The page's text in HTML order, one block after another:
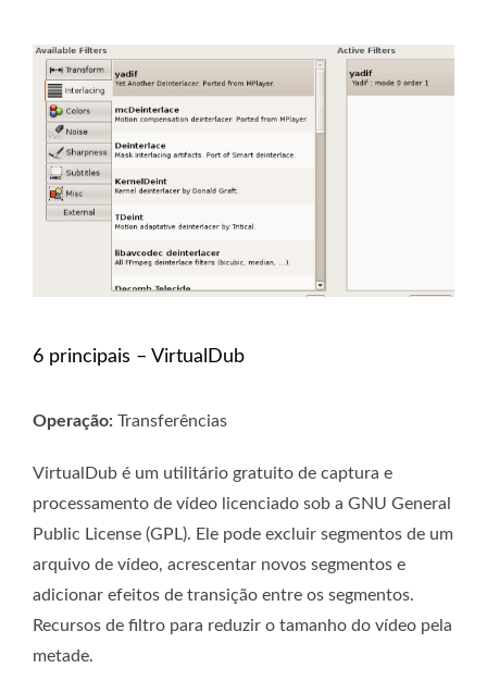
6 principais – VirtualDub
Operação: Transferências
VirtualDub é um utilitário gratuito de captura e
processamento de vídeo licenciado sob a GNU General
Public License (GPL). Ele pode excluir segmentos de um
arquivo de vídeo, acrescentar novos segmentos e
adicionar efeitos de transição entre os segmentos.
Recursos de filtro para reduzir o tamanho do vídeo pela
metade.